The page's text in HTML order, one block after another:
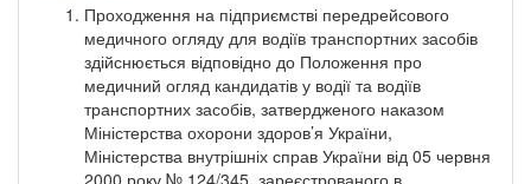
Проходження на підприємстві передрейсового
медичного огляду для водіїв транспортних засобів
здійснюється відповідно до Положення про
медичний огляд кандидатів у водії та водіїв
транспортних засобів, затвердженого наказом
Міністерства охорони здоров’я України,
Міністерства внутрішніх справ України від 05 червня
2000 року № 124/345, зареєстрованого в